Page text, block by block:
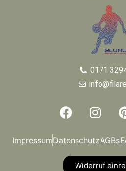
0171
ImpressumDatenschutzAGBs
Widerruf